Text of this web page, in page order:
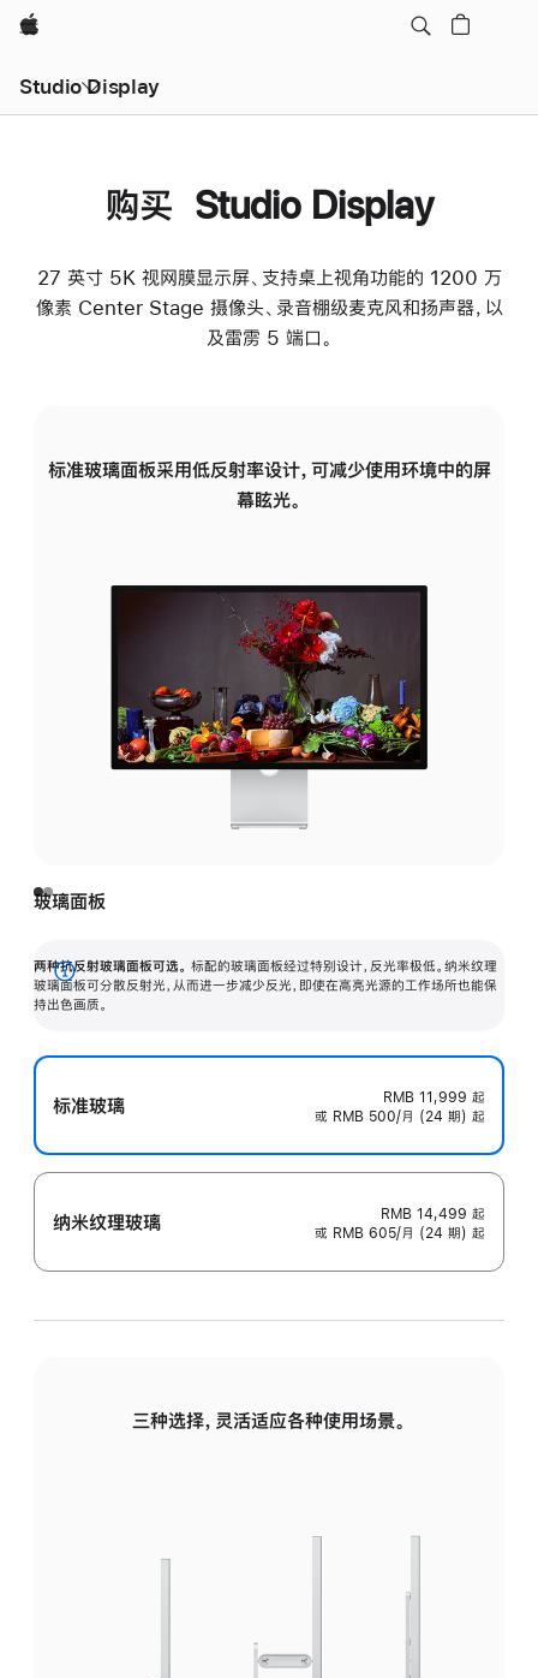
Apple
Studio Display
购买 Studio Display
27 英寸 5K 视网膜显示屏、支持桌上视角功能的 1200 万
像素 Center Stage 摄像头、录音棚级麦克风和扬声器，以
及雷雳 5 端口。
标准玻璃面板采用低反射率设计，可减少使用环境中的屏
幕眩光。
玻璃面板
两种抗反射玻璃面板可选。 标配的玻璃面板经过特别设计，反光率极低。纳米纹理
玻璃面板可分散反射光，从而进一步减少反光，即使在高亮光源的工作场所也能保
持出色画质。
展
开
标准玻璃 RMB 11,999 起
或 RMB 500/月 (24 期) 起
纳米纹理玻璃 RMB 14,499 起
或 RMB 605/月 (24 期) 起
三种选择，灵活适应各种使用场景。